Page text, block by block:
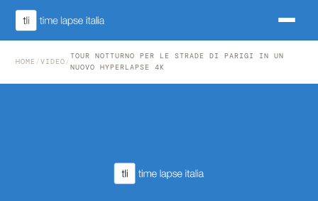
HOME /VIDEO /
TOUR NOTTURNO PER LE STRADE DI PARIGI IN UN
NUOVO HYPERLAPSE 4K